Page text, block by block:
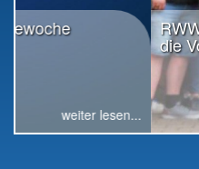
RWW-Gesamttreffen:
die Vorbereitung